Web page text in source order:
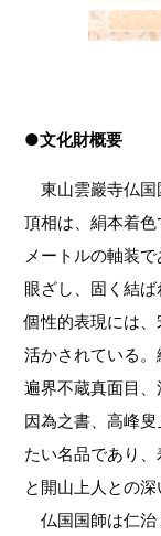
●文化財概要
東山雲巖寺仏国
頂相は、絹本着
メートルの軸装
眼ざし、固く結
個性的表現には
活かされている。
遍界不蔵真面目
因為之書、高峰
たい名品であり
と開山上人との深
仏国国師は仁治